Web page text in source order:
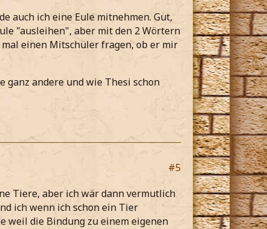
auch ich eine Eule mitnehmen. Gut,
"ausleihen", aber mit den 2 Wörtern
einen Mitschüler fragen, ob er mir
ganz andere und wie Thesi schon
#5
Tiere, aber ich wär dann vermutlich
ich wenn ich schon ein Tier
weil die Bindung zu einem eigenen